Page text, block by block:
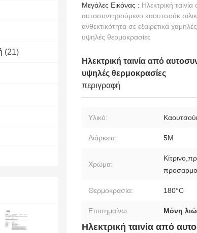
(21)
Μεγάλες Εικόνας : Ηλεκτρική
αυτοσυντηρούμενο καουτσούκ
ανθεκτικότητα σε εξαιρετικά
υψηλές θερμοκρασίες
Ηλεκτρική ταινία από
υψηλές θερμοκρασίες
περιγραφή
Υλικό:
Διάρκεια: 5M
Χρώμα:
Θερμοκρασία: 180°C
Επισημαίνω: Μόνη
Ηλεκτρική ταινία από